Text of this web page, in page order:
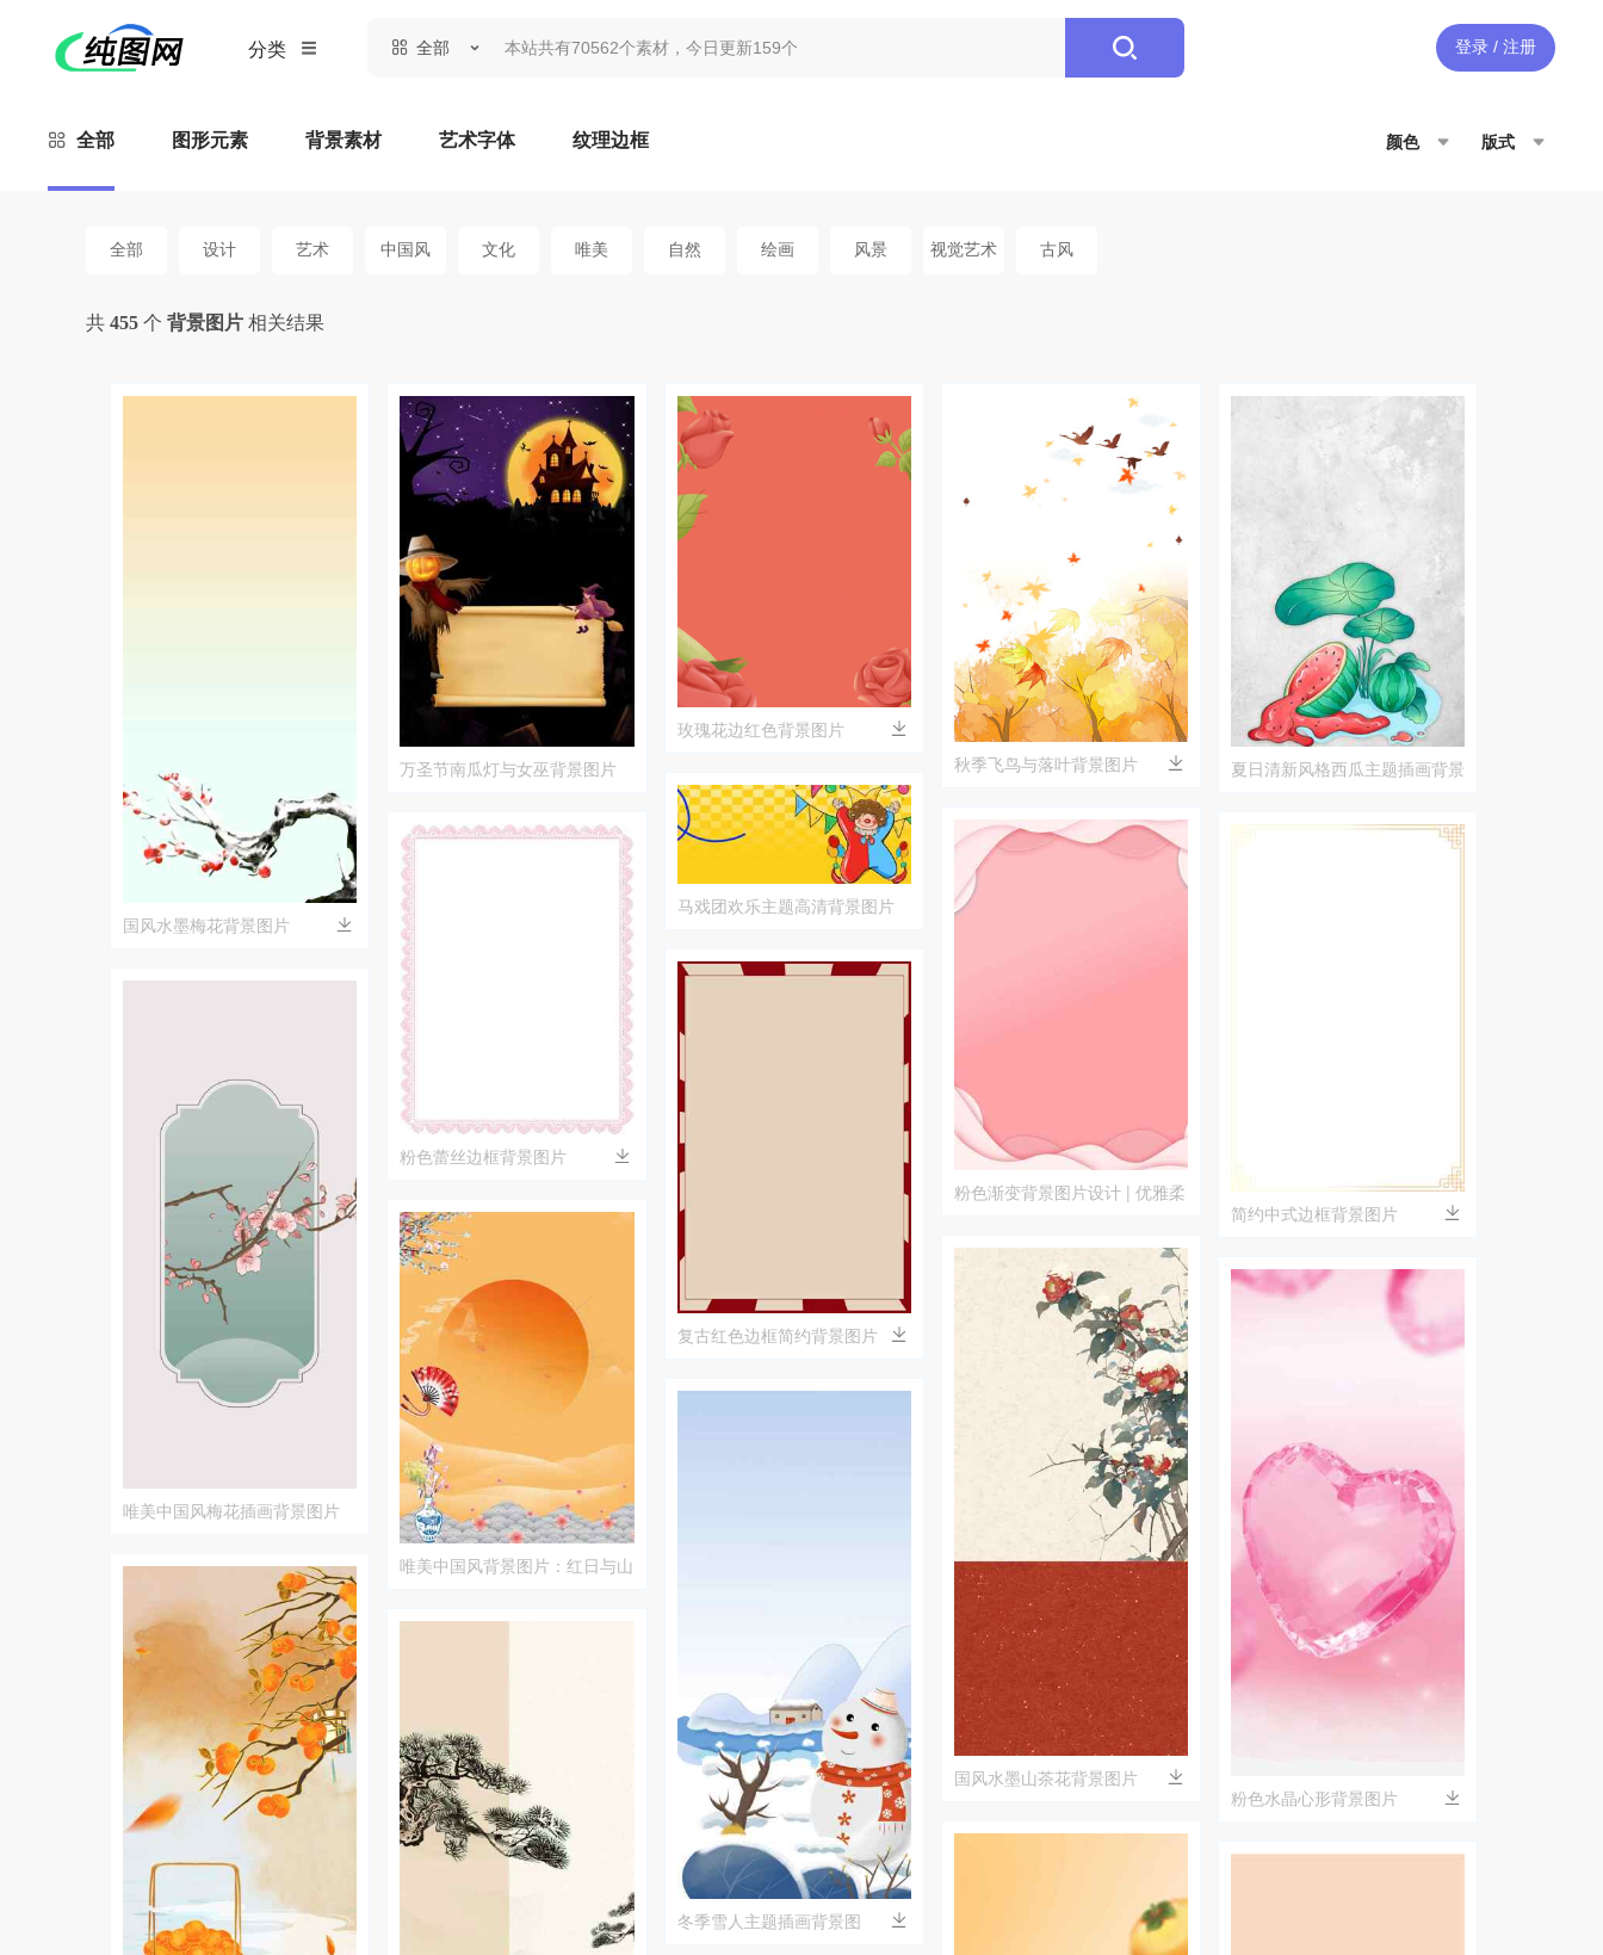
分类 全部 登录 / 注册
全部 图形元素 背景素材 艺术字体 纹理边框 颜色 版式
全部 设计 艺术 中国风 文化 唯美 自然 绘画 风景 视觉艺术 古风
共 455 个 背景图片 相关结果
国风水墨梅花背景图片
唯美中国风梅花插画背景图片
万圣节南瓜灯与女巫背景图片
粉色蕾丝边框背景图片
唯美中国风背景图片：红日与山
玫瑰花边红色背景图片
马戏团欢乐主题高清背景图片
复古红色边框简约背景图片
冬季雪人主题插画背景图
秋季飞鸟与落叶背景图片
粉色渐变背景图片设计 | 优雅柔
国风水墨山茶花背景图片
夏日清新风格西瓜主题插画背景
简约中式边框背景图片
粉色水晶心形背景图片